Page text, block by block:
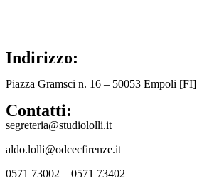
Indirizzo:
Piazza Gramsci n. 16 – 50053 Empoli [FI]
Contatti:
segreteria@studiololli.it
aldo.lolli@odcecfirenze.it
0571 73002 – 0571 73402